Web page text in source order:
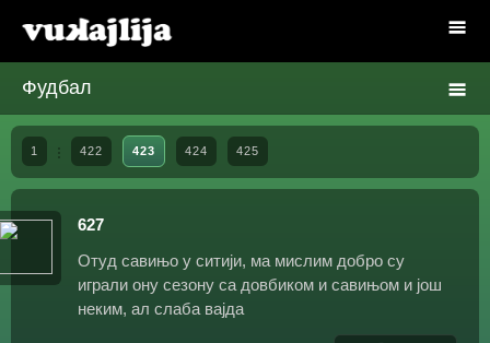
Фудбал
1 422 423 424 425
627
Отуд савињо у ситији, ма мислим добро су
играли ону сезону са довбиком и савињом и још
неким, ал слаба вајда